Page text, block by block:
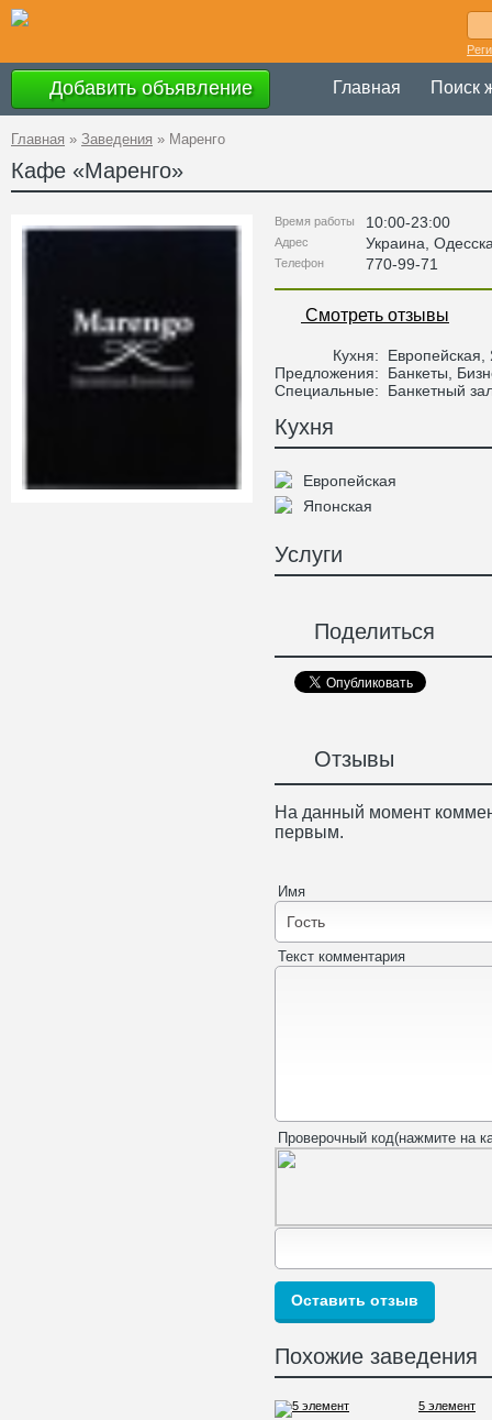
Добавить объявление Главная Поиск
Главная » Заведения » Маренго
Кафе «Маренго»
Время работы 10:00-23:00
Адрес Украина
Телефон 770-99-71
Смотреть отзывы
Кухня:
Европейская,
Предложения:
Банкеты,
Специальные:
Банкетный
Кухня
Европейская
Японская
Услуги
Поделиться
Отзывы
На данный момент
первым.
Имя
Текст комментария
Проверочный код(нажмите на
Похожие заведения
5 элемент